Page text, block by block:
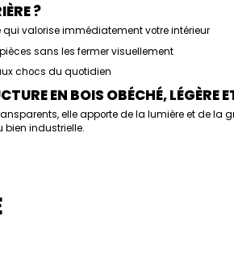
?
valorise immédiatement votre intérieur
sans les fermer visuellement
chocs du quotidien
EN BOIS OBÉCHÉ, LÉGÈRE
elle apporte de la lumière et de la
bien industrielle.